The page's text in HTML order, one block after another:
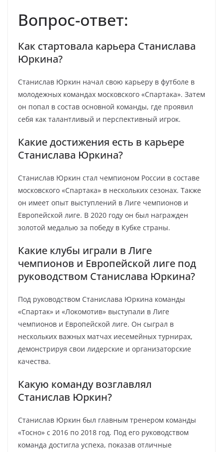
Вопрос-ответ:
Как стартовала карьера Станислава
Юркина?
Станислав Юркин начал свою карьеру в футболе в
молодежных командах московского «Спартака». Затем
он попал в состав основной команды, где проявил
себя как талантливый и перспективный игрок.
Какие достижения есть в карьере
Станислава Юркина?
Станислав Юркин стал чемпионом России в составе
московского «Спартака» в нескольких сезонах. Также
он имеет опыт выступлений в Лиге чемпионов и
Европейской лиге. В 2020 году он был награжден
золотой медалью за победу в Кубке страны.
Какие клубы играли в Лиге
чемпионов и Европейской лиге под
руководством Станислава Юркина?
Под руководством Станислава Юркина команды
«Спартак» и «Локомотив» выступали в Лиге
чемпионов и Европейской лиге. Он сыграл в
нескольких важных матчах иесемейных турнирах,
демонстрируя свои лидерские и организаторские
качества.
Какую команду возглавлял
Станислав Юркин?
Станислав Юркин был главным тренером команды
«Тосно» с 2016 по 2018 год. Под его руководством
команда достигла успеха, показав отличные